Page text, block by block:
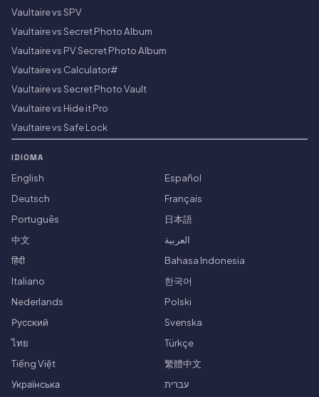
Vaultaire vs SPV
Vaultaire vs Secret Photo Album
Vaultaire vs PV Secret Photo Album
Vaultaire vs Calculator#
Vaultaire vs Secret Photo Vault
Vaultaire vs Hide it Pro
Vaultaire vs Safe Lock
IDIOMA
English
Español
Deutsch
Français
Português
日本語
中文
العربية
हिंदी
Bahasa Indonesia
Italiano
한국어
Nederlands
Polski
Русский
Svenska
ไทย
Türkçe
Tiếng Việt
繁體中文
Українська
עברית